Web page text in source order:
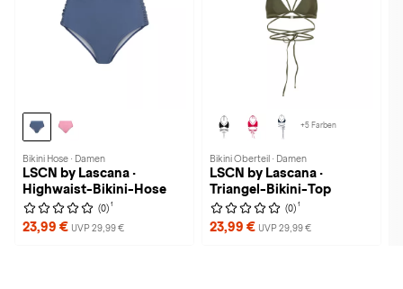
Bikini Hose · Damen
LSCN by Lascana ·
Highwaist-Bikini-Hose
(0) 1
23,99 € UVP 29,99 €
+5 Farben
Bikini Oberteil · Damen
LSCN by Lascana ·
Triangel-Bikini-Top
(0) 1
23,99 € UVP 29,99 €